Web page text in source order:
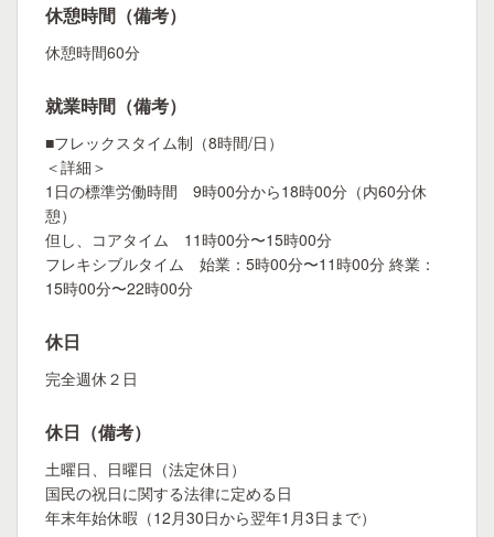
休憩時間（備考）
休憩時間60分
就業時間（備考）
■フレックスタイム制（8時間/日）
＜詳細＞
1日の標準労働時間 9時00分から18時00分（内60分休
憩）
但し、コアタイム 11時00分〜15時00分
フレキシブルタイム 始業：5時00分〜11時00分 終業：
15時00分〜22時00分
休日
完全週休２日
休日（備考）
土曜日、日曜日（法定休日）
国民の祝日に関する法律に定める日
年末年始休暇（12月30日から翌年1月3日まで）